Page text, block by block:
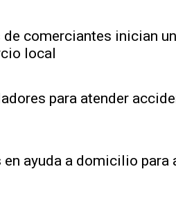
comerciantes inician
local
para atender
ayuda a domicilio para